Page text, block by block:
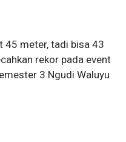
45 meter, tadi bisa 43
rekor pada event
3 Ngudi Waluyu